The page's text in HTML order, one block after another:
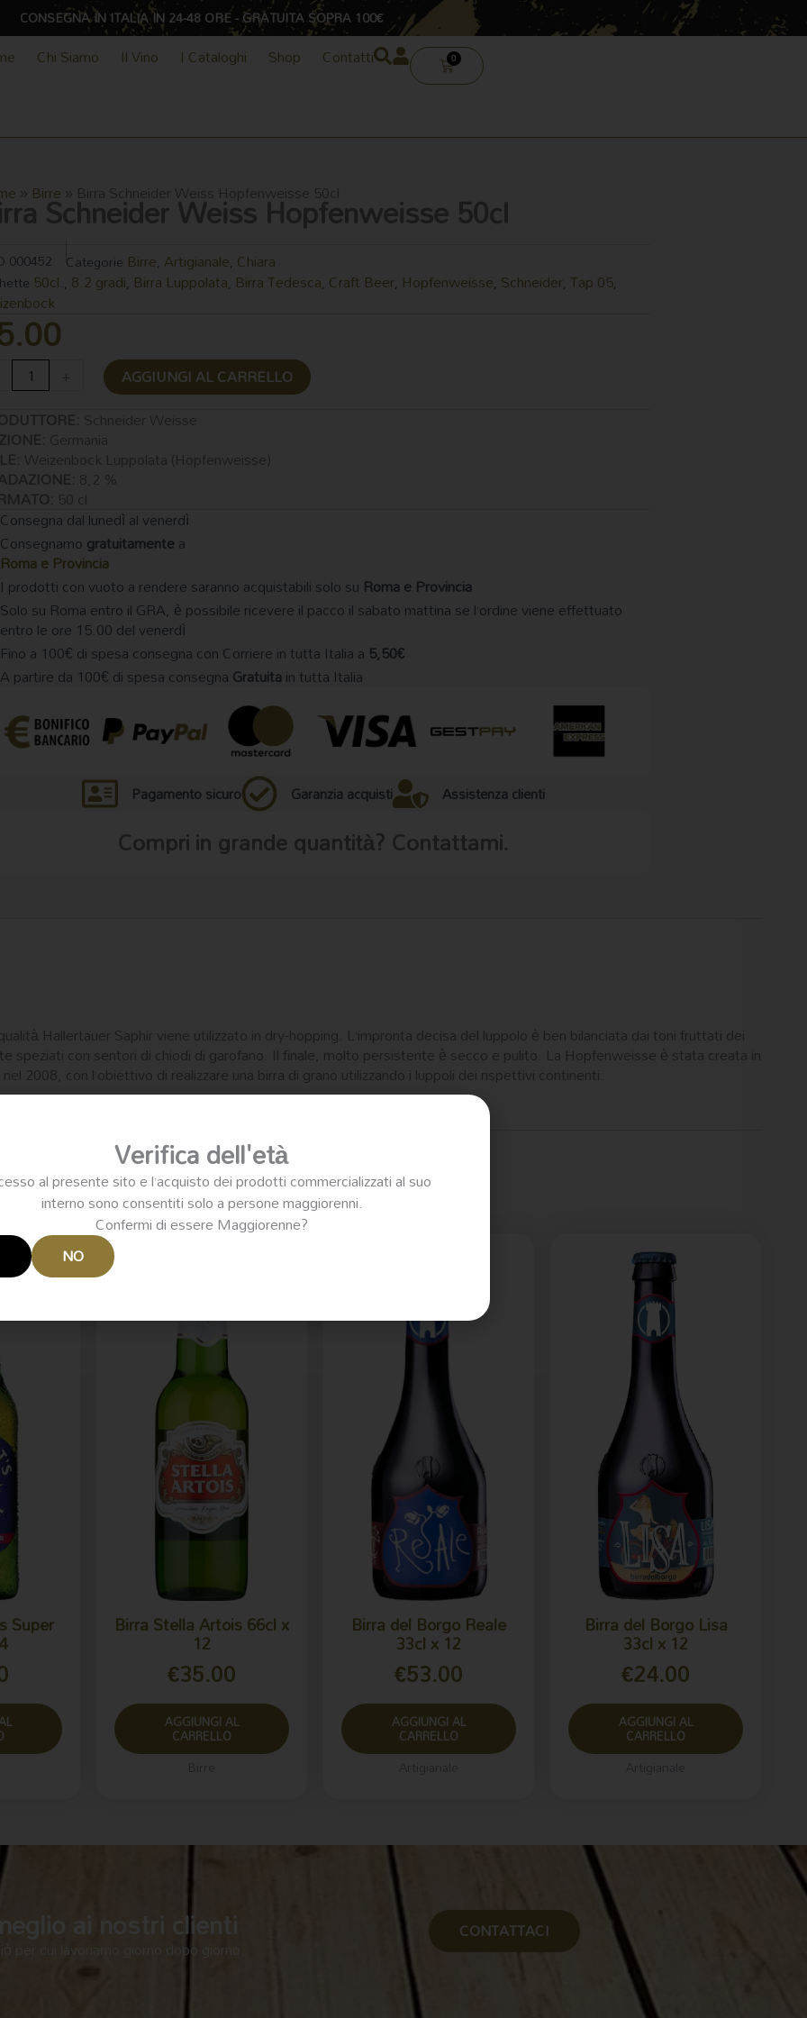
CONSEGNA IN ITALIA IN 24-48 ORE - GRATUITA SOPRA 100€
Chi Siamo Il Vino I Cataloghi Shop Contatti 0
CARRELLO
Birre
Schneider Weiss Hopfenweisse 50cl
000452 Categorie Birre, Artigianale, Chiara
50cl., 8.2 gradi, Birra Luppolata, Birra Tedesca, Craft Beer, Hopfenweisse, Schneider,Tap 05,
AGGIUNGI AL CARRELLO
Consegna dal lunedì al venerdì
Consegnamogratuitamentea
Roma e Provincia
I prodotti con vuoto a rendere saranno acquistabili solo su Roma e Provincia
Solo su Roma entro il GRA, è possibile ricevere il pacco il sabato mattina se l’ordine viene effettuato
entro le ore 15.00 del venerdì
Fino a 100€ di spesa consegna con Corriere in tutta Italia a 5,50€
A partire da 100€ di spesa consegnaGratuitain tutta Italia
Pagamento sicuro Garanzia acquisti Assistenza clienti
Compri in grande quantità? Contattami.
Hallertauer Saphir viene utilizzato in dry-hopping. L’impronta decisa del luppolo è ben bilanciata dai toni fruttati dei
speziati con sentori di chiodi di garofano. Il finale, molto persistente è secco e pulito. La Hopfenweisse è stata creata in
2008, con l’obiettivo di realizzare una birra di grano utilizzando i luppoli dei rispettivi continenti.
Super Birra Stella Artois 66cl x
12
€35.00
AGGIUNGI AL
CARRELLO
Birra del Borgo Reale
33cl x 12
€53.00
AGGIUNGI AL
CARRELLO
Birra del Borgo Lisa
33cl x 12
€24.00
AGGIUNGI AL
CARRELLO
ai nostri clienti
cui lavoriamo giorno dopo giorno.
CONTATTACI
Verifica dell'età
al presente sito e l’acquisto dei prodotti commercializzati al suo
interno sono consentiti solo a persone maggiorenni.
Confermi di essere Maggiorenne?
NO